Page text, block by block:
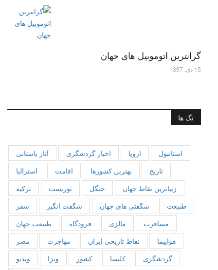
گرانترین اتوموبیل های جهان
15 دی, 1397
تگ ها
آثار باستانی اخبار گردشگری اروپا
استانبول
استرالیا
اقامت بهترین کشورها
تاریخ
ترکیه
توریست جنگل
زیباترین نقاط جهان
سفر
شگفت انگیز شگفتی های جهان
طبیعت
طبیعت جهان
فرودگاه مالزی
مسافرت
مصر
مهاجرت نقاط تاریخی ایران
هواپیما
ویدیو
ویزا کشور کلیسا
گردشگری